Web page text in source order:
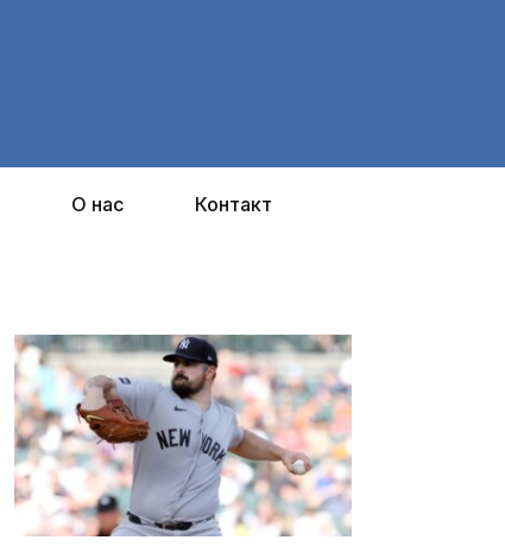
О нас Контакт